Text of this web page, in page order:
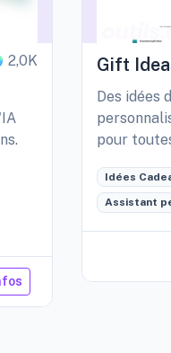
2,0K Gift
Des idées
pour
Idées
Assistant